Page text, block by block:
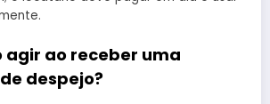
agir ao receber uma
despejo?